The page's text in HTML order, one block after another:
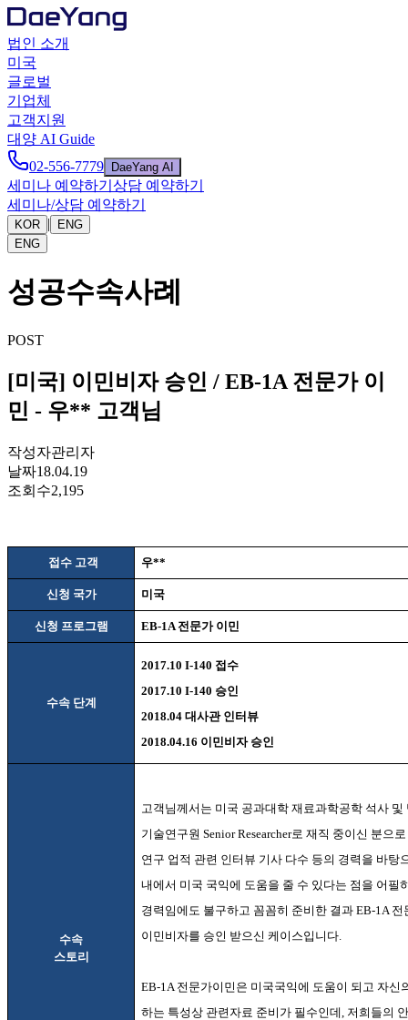
법인 소개
미국
글로벌
기업체
고객지원
대양 AI Guide
02-556-7779
DaeYang AI
세미나 예약하기 상담 예약하기
세미나/상담 예약하기
KOR |
ENG
ENG
성공수속사례
POST
[미국] 이민비자 승인 / EB-1A 전문가 이
민 - 우** 고객님
작성자관리자
날짜18.04.19
조회수2,195
접수 고객 우**
신청 국가 미국
신청 프로그램 EB-1A 전문가 이민
수속 단계
2017.10 I-140 접수
2017.10 I-140 승인
2018.04대사관 인터뷰
2018.04.16 이민비자 승인
수속
스토리
고객님께서는 미국 공과대학 재료과학공학 석사
기술연구원Senior Researcher로 재직 중이신 분으
연구 업적 관련 인터뷰 기사 다수 등의 경력을 바탕
내에서 미국 국익에 도움을 줄 수 있다는 점을 어필
경력임에도 불구하고 꼼꼼히 준비한 결과EB-1A 전
이민비자를 승인 받으신 케이스입니다
EB-1A 전문가이민은 미국국익에 도움이 되고 자신
하는 특성상 관련자료 준비가 필수인데 저희들의